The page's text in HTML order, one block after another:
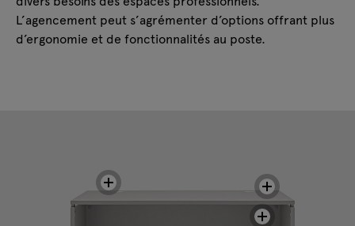
L’agencement peut s’agrémenter d’options offrant plus
d’ergonomie et de fonctionnalités au poste.